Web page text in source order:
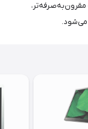
می‌شود.